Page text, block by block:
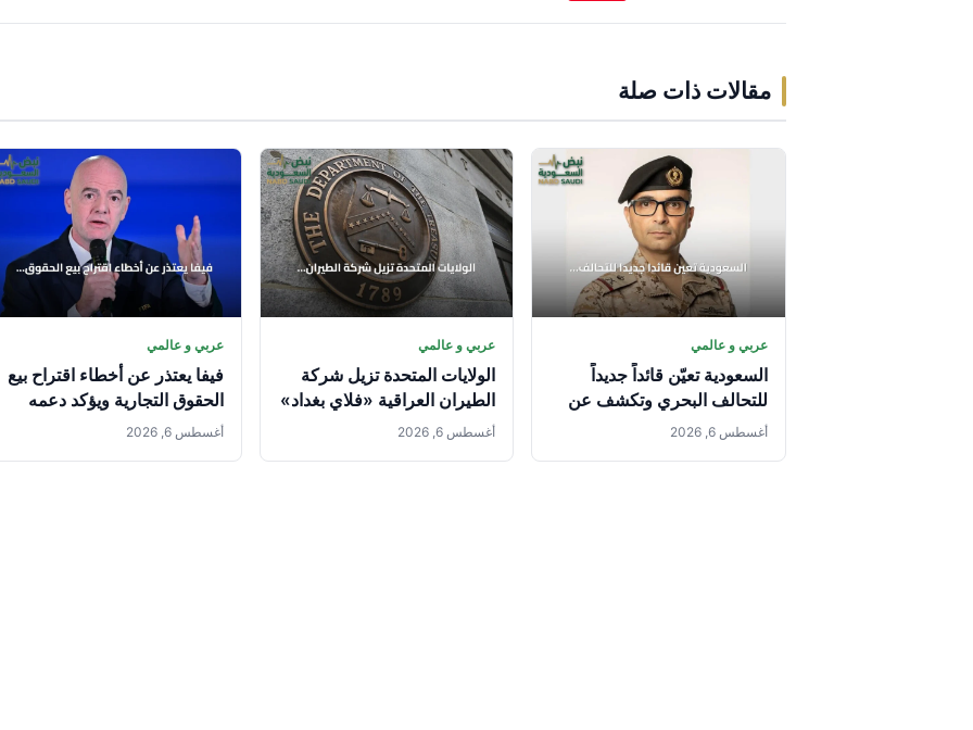
مقالات ذات صلة
عربي و عالمي
السعودية تعيّن قائداً جديداً
للتحالف البحري وتكشف عن
انضمام دول إضافية
أغسطس 6, 2026
عربي و عالمي
الولايات المتحدة تزيل شركة
الطيران العراقية «فلاي بغداد»
من قائمة العقوبات
أغسطس 6, 2026
عربي و عالمي
فيفا يعتذر عن أخطاء اقتراح بيع
الحقوق التجارية ويؤكد دعمه
لإنفانتينو
أغسطس 6, 2026